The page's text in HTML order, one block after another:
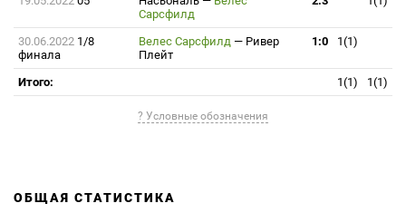
Сарсфилд
30.06.2022 1/8
финала
Велес Сарсфилд — Ривер
Плейт
1:0 1(1)
Итого: 1(1) 1(1)
? Условные обозначения
ОБЩАЯ СТАТИСТИКА